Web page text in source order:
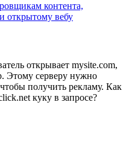
контента,
открытому вебу
открывает mysite.com,
Этому серверу нужно
чтобы получить рекламу. Как
куку в запросе?